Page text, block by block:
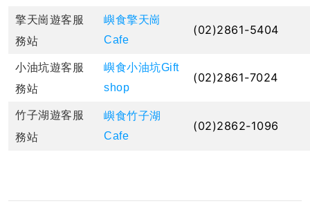
擎天崗遊客服
務站
嶼食擎天崗
Cafe
(02)2861-5404
小油坑遊客服
務站
嶼食小油坑Gift
shop
(02)2861-7024
竹子湖遊客服
務站
嶼食竹子湖
Cafe
(02)2862-1096